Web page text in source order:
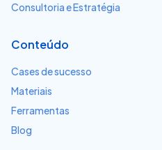
Consultoria e Estratégia
Conteúdo
Cases de sucesso
Materiais
Ferramentas
Blog